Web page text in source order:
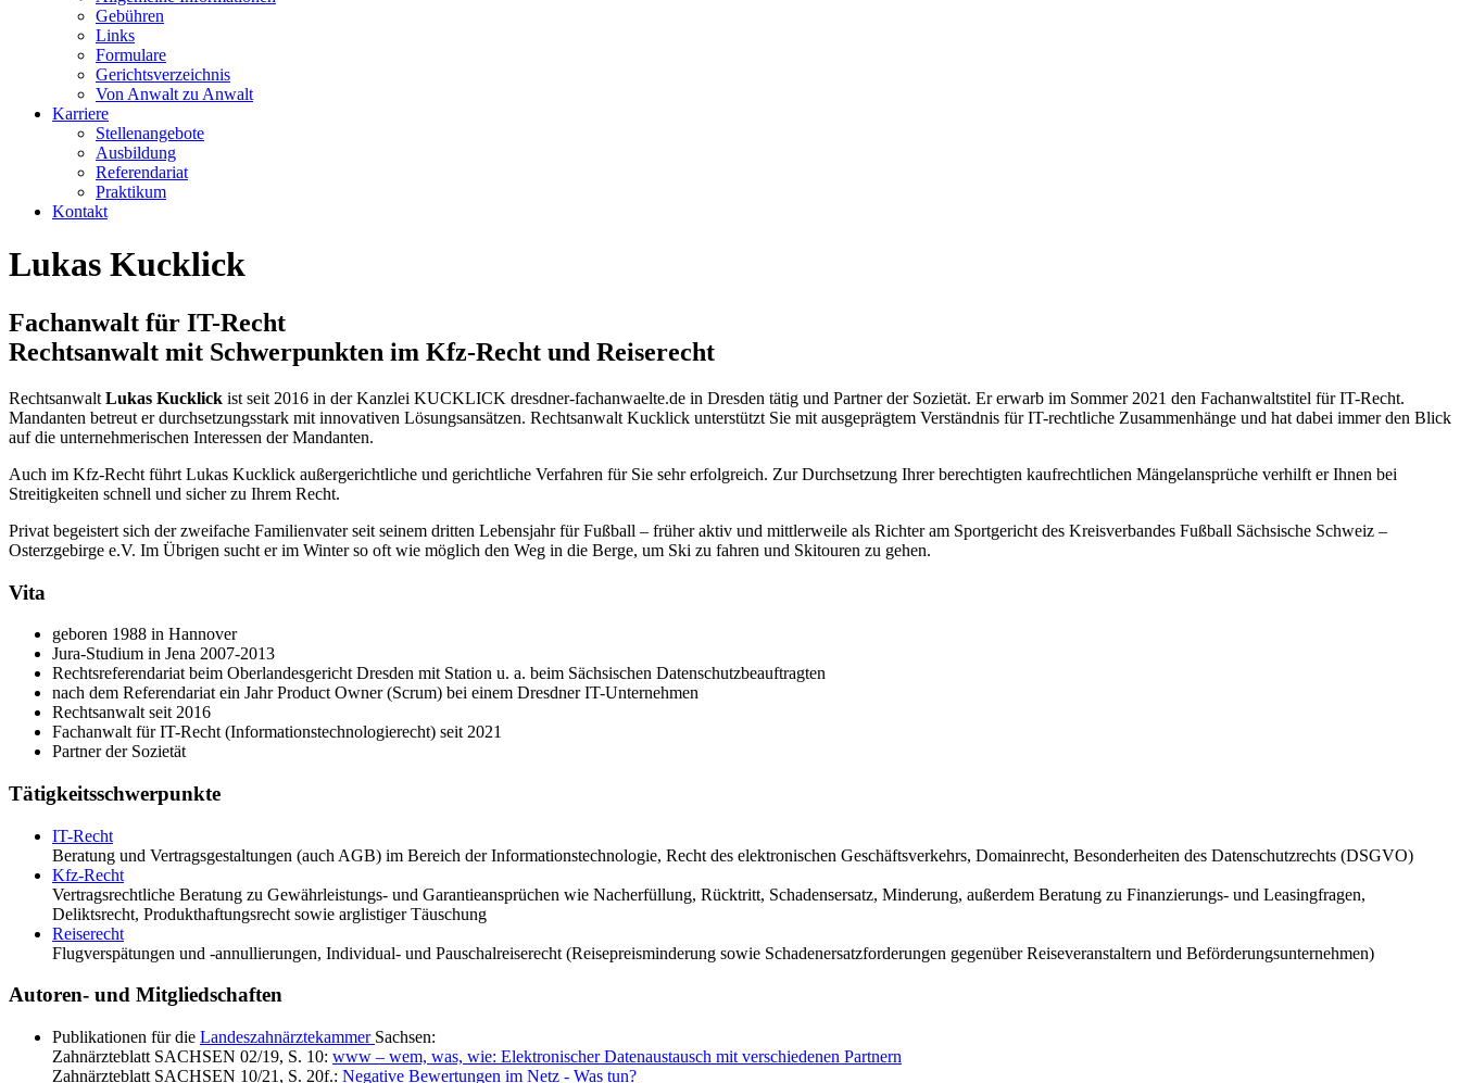
Gebühren
Links
Formulare
Gerichtsverzeichnis
Von Anwalt zu Anwalt
Karriere
Stellenangebote
Ausbildung
Referendariat
Praktikum
Kontakt
Lukas Kucklick
Fachanwalt für IT-Recht
Rechtsanwalt mit Schwerpunkten im Kfz-Recht und Reiserecht
Rechtsanwalt Lukas Kucklick ist seit 2016 in der Kanzlei KUCKLICK dresdner-fachanwaelte.de in Dresden tätig und Partner der Sozietät. Er erwarb im Sommer 2021 den Fachanwaltstitel für IT-Recht.
Mandanten betreut er durchsetzungsstark mit innovativen Lösungsansätzen. Rechtsanwalt Kucklick unterstützt Sie mit ausgeprägtem Verständnis für IT-rechtliche Zusammenhänge und hat dabei immer den Blick
auf die unternehmerischen Interessen der Mandanten.
Auch im Kfz-Recht führt Lukas Kucklick außergerichtliche und gerichtliche Verfahren für Sie sehr erfolgreich. Zur Durchsetzung Ihrer berechtigten kaufrechtlichen Mängelansprüche verhilft er Ihnen bei
Streitigkeiten schnell und sicher zu Ihrem Recht.
Privat begeistert sich der zweifache Familienvater seit seinem dritten Lebensjahr für Fußball – früher aktiv und mittlerweile als Richter am Sportgericht des Kreisverbandes Fußball Sächsische Schweiz –
Osterzgebirge e.V. Im Übrigen sucht er im Winter so oft wie möglich den Weg in die Berge, um Ski zu fahren und Skitouren zu gehen.
Vita
geboren 1988 in Hannover
Jura-Studium in Jena 2007-2013
Rechtsreferendariat beim Oberlandesgericht Dresden mit Station u. a. beim Sächsischen Datenschutzbeauftragten
nach dem Referendariat ein Jahr Product Owner (Scrum) bei einem Dresdner IT-Unternehmen
Rechtsanwalt seit 2016
Fachanwalt für IT-Recht (Informationstechnologierecht) seit 2021
Partner der Sozietät
Tätigkeitsschwerpunkte
IT-Recht
Beratung und Vertragsgestaltungen (auch AGB) im Bereich der Informationstechnologie, Recht des elektronischen Geschäftsverkehrs, Domainrecht, Besonderheiten des Datenschutzrechts (DSGVO)
Kfz-Recht
Vertragsrechtliche Beratung zu Gewährleistungs- und Garantieansprüchen wie Nacherfüllung, Rücktritt, Schadensersatz, Minderung, außerdem Beratung zu Finanzierungs- und Leasingfragen,
Deliktsrecht, Produkthaftungsrecht sowie arglistiger Täuschung
Reiserecht
Flugverspätungen und -annullierungen, Individual- und Pauschalreiserecht (Reisepreisminderung sowie Schadenersatzforderungen gegenüber Reiseveranstaltern und Beförderungsunternehmen)
Autoren- und Mitgliedschaften
Publikationen für die Landeszahnärztekammer Sachsen:
Zahnärzteblatt SACHSEN 02/19, S. 10: www – wem, was, wie: Elektronischer Datenaustausch mit verschiedenen Partnern
Zahnärzteblatt SACHSEN 10/21, S. 20f.: Negative Bewertungen im Netz - Was tun?